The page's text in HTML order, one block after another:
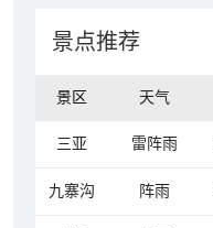
景点推荐
景区 天气
三亚 雷阵雨
九寨沟 阵雨